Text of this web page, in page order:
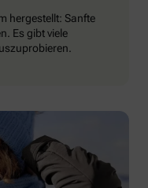
hergestellt: Sanfte
Es gibt viele